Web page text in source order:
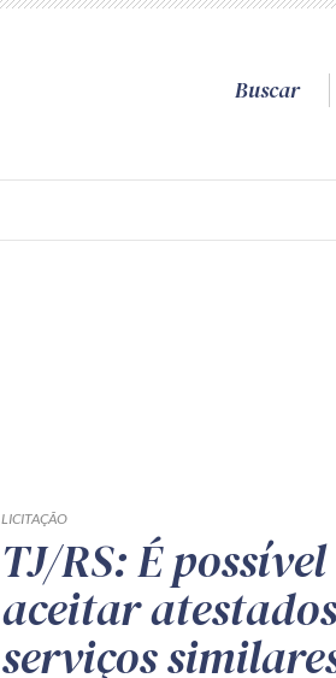
LICITAÇÃO
TJ/RS: É possível
aceitar
serviços